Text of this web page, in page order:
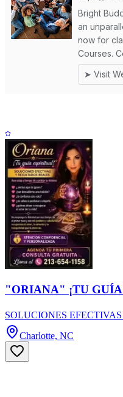
"ORIANA" ¡TU
SOLUCIONES EFECTIVAS
Charlotte, NC